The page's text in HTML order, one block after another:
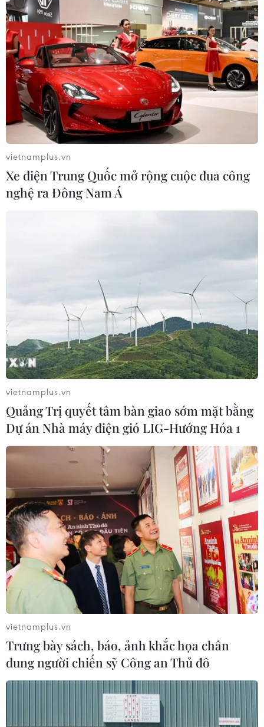
TIN CÙNG CHUYÊN MỤC
Dắt chó đi dạo không đúng quy
định, bị phạt đến 2 triệu đồng?
08/08/2026 04:16
CHUYỆN TUẦN QUA: Cảnh
báo nạn "giang hồ mạng” kéo những
hệ lụy ảo tràn ra đời thực
vietnamplus.vn
Xe điện Trung Quốc mở rộng cuộc đua công
nghệ ra Đông Nam Á
vietnamplus.vn
Quảng Trị quyết tâm bàn giao sớm mặt bằng
Dự án Nhà máy điện gió LIG-Hướng Hóa 1
vietnamplus.vn
Trưng bày sách, báo, ảnh khắc họa chân
dung người chiến sỹ Công an Thủ đô